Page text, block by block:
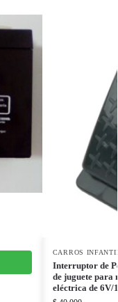
CARROS
Interruptor de
de juguete para
eléctrica de 6V/